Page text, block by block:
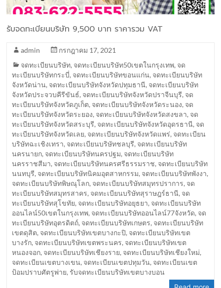
รับจดทะเบียนบริษัท 9,500 บาท ราคารวม VAT
admin
กรกฎาคม 17, 2021
จดทะเบียนบริษัท, จดทะเบียนบริษัท50เขตในกรุงเทพ, จด
ทะเบียนบริษัทกระบี่, จดทะเบียนบริษัทขอนแก่น, จดทะเบียนบริษัท
จังหวัดน่าน, จดทะเบียนบริษัทจังหวัดปทุมธานี, จดทะเบียนบริษัท
จังหวัดประจวบคีรีขันธ์, จดทะเบียนบริษัทจังหวัดปราจีนบุรี, จด
ทะเบียนบริษัทจังหวัดภูเก็ต, จดทะเบียนบริษัทจังหวัดระนอง, จด
ทะเบียนบริษัทจังหวัดระยอง, จดทะเบียนบริษัทจังหวัดสงขลา, จด
ทะเบียนบริษัทจังหวัดสระบุรี, จดทะเบียนบริษัทจังหวัดอุดรธานี, จด
ทะเบียนบริษัทจังหวัดเลย, จดทะเบียนบริษัทจังหวัดแพร่, จดทะเบียน
บริษัทฉะเชิงเทรา, จดทะเบียนบริษัทชลบุรี, จดทะเบียนบริษัท
นครนายก, จดทะเบียนบริษัทนครปฐม, จดทะเบียนบริษัท
นครราชสีมา, จดทะเบียนบริษัทนครศรีธรรมราช, จดทะเบียนบริษัท
นนทบุรี, จดทะเบียนบริษัทนิคมอุตสาหกรรม, จดทะเบียนบริษัทพังงา,
จดทะเบียนบริษัทพิษณุโลก, จดทะเบียนบริษัทสมุทรปราการ, จด
ทะเบียนบริษัทสมุทรสาคร, จดทะเบียนบริษัทสุราษฎร์ธานี, จด
ทะเบียนบริษัทสุโขทัย, จดทะเบียนบริษัทอยุธยา, จดทะเบียนบริษัท
ออนไลน์50เขตในกรุงเทพ, จดทะเบียนบริษัทออนไลน์77จังหวัด, จด
ทะเบียนบริษัทอุตรดิตถ์, จดทะเบียนบริษัทเกษตร, จดทะเบียนบริษัท
เขตดุสิต, จดทะเบียนบริษัทเขตบางกะปิ, จดทะเบียนบริษัทเขต
บางรัก, จดทะเบียนบริษัทเขตพระนคร, จดทะเบียนบริษัทเขต
หนองจอก, จดทะเบียนบริษัทเชียงราย, จดทะเบียนบริษัทเชียงใหม่,
จดทะเบียนเขตบางเขน, จดทะเบียนเขตปทุมวัน, จดทะเบียนเขต
ป้อมปราบศัตรูพ่าย, รับจดทะเบียนบริษัทเขตบางบอน